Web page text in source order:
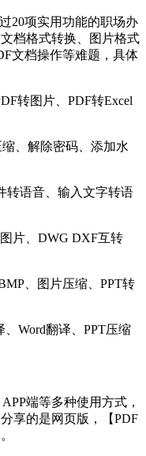
20项实用功能的职场办
档格式转换、图片格式
文档操作等难题，具体
转图片、PDF转Excel
、解除密码、添加水
转语音、输入文字转语
片、DWG DXF互转
、图片压缩、PPT转
Word翻译、PPT压缩
端等多种使用方式，
享的是网页版，【PDF